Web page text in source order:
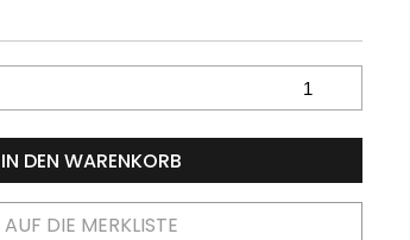
IN DEN WARENKORB
AUF DIE MERKLISTE